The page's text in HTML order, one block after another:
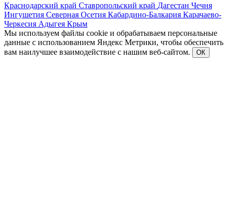
Краснодарский край Ставропольский край Дагестан Чечня
Ингушетия Северная Осетия Кабардино-Балкария Карачаево-
Черкесия Адыгея Крым
Мы используем файлы cookie и обрабатываем персональные
данные с использованием Яндекс Метрики, чтобы обеспечить
вам наилучшее взаимодействие с нашим веб-сайтом.
ОК